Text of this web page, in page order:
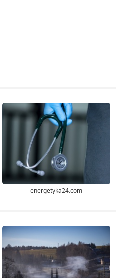
energetyka24.com